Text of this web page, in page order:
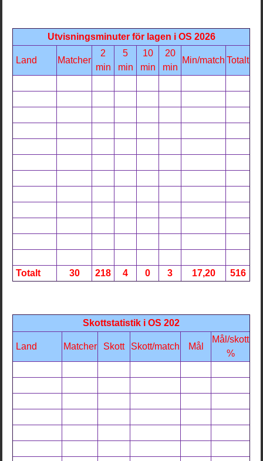
Utvisningsminuter för lagen i OS 2026
Land Matcher
2
min
5
min
10
min
20
min
Min/match Totalt
Totalt 30 218 4 0 3 17,20 516
Skottstatistik i OS 202
Land Matcher Skott Skott/match Mål
Mål/skott
%